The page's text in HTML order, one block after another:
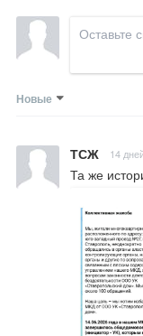
Новые
ТСЖ 14
Та же